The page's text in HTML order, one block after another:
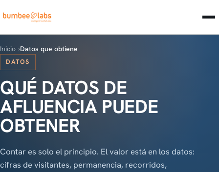
Inicio Datos que obtiene
DATOS
QUÉ DATOS DE
AFLUENCIA PUEDE
OBTENER
Contar es solo el principio. El valor está en los datos:
cifras de visitantes, permanencia, recorridos,